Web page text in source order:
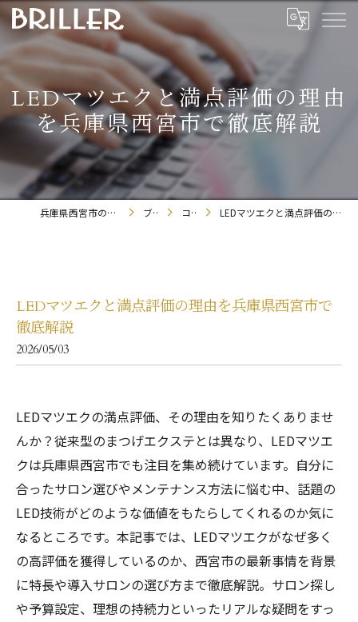
LEDマツエクと満点評価の理由
を兵庫県西宮市で徹底解説
兵庫県西宮市のまつエクならBRILLER ブログ コラム LEDマツエクと満点評価の理由を兵庫県西宮市で徹底解説
LEDマツエクと満点評価の理由を兵庫県西宮市で
徹底解説
2026/05/03
LEDマツエクの満点評価、その理由を知りたくありませ
んか？従来型のまつげエクステとは異なり、LEDマツエ
クは兵庫県西宮市でも注目を集め続けています。自分に
合ったサロン選びやメンテナンス方法に悩む中、話題の
LED技術がどのような価値をもたらしてくれるのか気に
なるところです。本記事では、LEDマツエクがなぜ多く
の高評価を獲得しているのか、西宮市の最新事情を背景
に特長や導入サロンの選び方まで徹底解説。サロン探し
や予算設定、理想の持続力といったリアルな疑問をすっ